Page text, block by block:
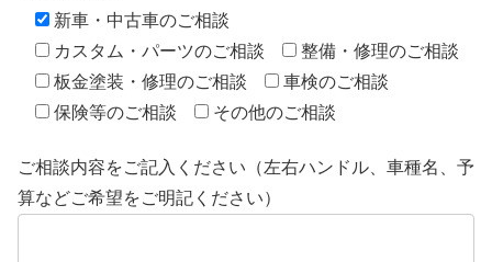
新車・中古車のご相談
カスタム・パーツのご相談
整備・修理のご相談
板金塗装・修理のご相談
車検のご相談
保険等のご相談
その他のご相談
ご相談内容をご記入ください（左右ハンドル、車種名、予
算などご希望をご明記ください）